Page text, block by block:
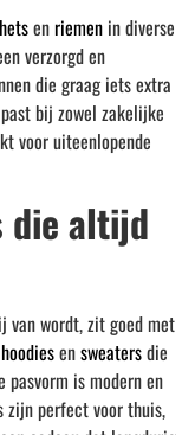
enriemen in diverse
verzorgd en
die graag iets extra
bij zowel zakelijke
voor uiteenlopende
die altijd
van wordt, zit goed met
hoodiesensweatersdie
pasvorm is modern en
zijn perfect voor thuis,